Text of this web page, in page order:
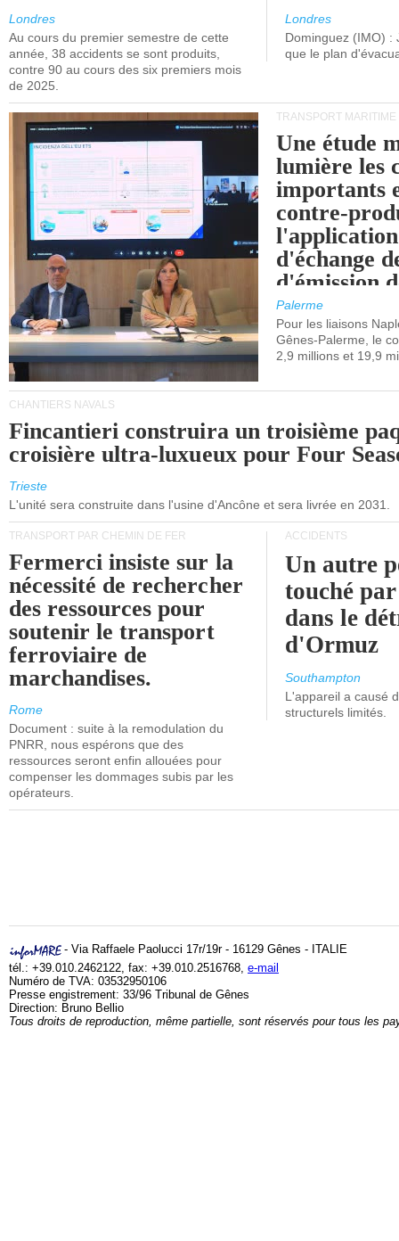
Londres
Au cours du premier semestre de cette
année, 38 accidents se sont produits,
contre 90 au cours des six premiers mois
de 2025.
Londres
Dominguez (IMO) :
que le plan
TRANSPORT MARITIME
Une étude
lumière les
importants
contre-
d'échange
d'émission
(SEQE-UE)
maritimes
occidentale.
Palerme
Pour les liaisons
Gênes-Palerme, le
2,9 millions et 19,9
CHANTIERS NAVALS
Fincantieri construira un troisième
croisière ultra-luxueux pour Four
Trieste
L'unité sera construite dans l'usine d'Ancône et sera livrée en 2031.
TRANSPORT PAR CHEMIN DE FER
Fermerci insiste sur la
nécessité de rechercher
des ressources pour
soutenir le transport
ferroviaire de
marchandises.
Rome
Document : suite à la remodulation du
PNRR, nous espérons que des
ressources seront enfin allouées pour
compenser les dommages subis par les
opérateurs.
ACCIDENTS
Un autre
touché
dans le
d'Ormuz
Southampton
L'appareil a causé
structurels limités.
- Via Raffaele Paolucci 17r/19r - 16129 Gênes - ITALIE
tél.: +39.010.2462122, fax: +39.010.2516768, e-mail
Numéro de TVA: 03532950106
Presse engistrement: 33/96 Tribunal de Gênes
Direction: Bruno Bellio
Tous droits de reproduction, même partielle, sont réservés pour tous les